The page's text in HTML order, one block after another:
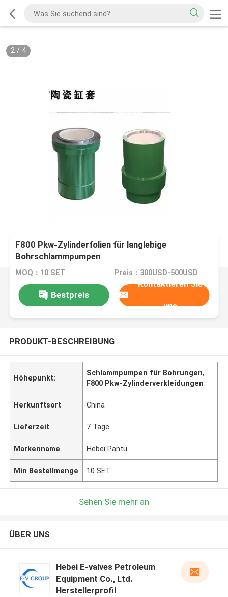
2/ 4
F800 Pkw-Zylinderfolien für langlebige
Bohrschlammpumpen
MOQ：10 SET Preis：300USD-500USD
Bestpreis
Kontaktieren Sie
uns
PRODUKT-BESCHREIBUNG
Höhepunkt:
Schlammpumpen für Bohrungen,
F800 Pkw-Zylinderverkleidungen
Herkunftsort China
Lieferzeit 7 Tage
Markenname Hebei Pantu
Min Bestellmenge 10 SET
Sehen Sie mehr an
ÜBER UNS
Hebei E-valves Petroleum
Equipment Co., Ltd.
Herstellerprofil